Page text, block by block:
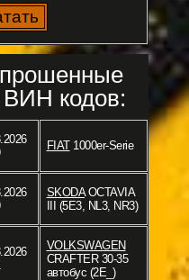
кодов:
FIAT1000er-Serie
SKODAOCTAVIA
III (5E3, NL3, NR3)
VOLKSWAGEN
CRAFTER 30-35
автобус (2E_)